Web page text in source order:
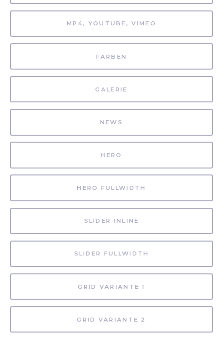
MP4, YOUTUBE, VIMEO
FARBEN
GALERIE
NEWS
HERO
HERO FULLWIDTH
SLIDER INLINE
SLIDER FULLWIDTH
GRID VARIANTE 1
GRID VARIANTE 2